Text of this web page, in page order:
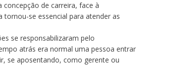
de carreira, face à
tornou-se essencial para atender as
se responsabilizaram pelo
atrás era normal uma pessoa entrar
se aposentando, como gerente ou